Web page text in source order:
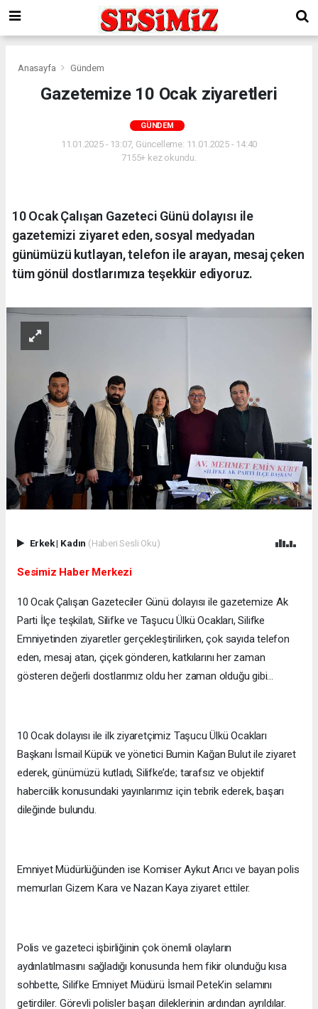
Anasayfa Gündem
Gazetemize 10 Ocak ziyaretleri
GÜNDEM
11.01.2025 - 13:07, Güncelleme: 11.01.2025 - 14:40
7155+ kez okundu.
10 Ocak Çalışan Gazeteci Günü dolayısı ile
gazetemizi ziyaret eden, sosyal medyadan
günümüzü kutlayan, telefon ile arayan, mesaj çeken
tüm gönül dostlarımıza teşekkür ediyoruz.
Erkek| Kadın (Haberi Sesli Oku)
Sesimiz Haber Merkezi
10 Ocak Çalışan Gazeteciler Günü dolayısı ile gazetemize Ak
Parti İlçe teşkilatı, Silifke ve Taşucu Ülkü Ocakları, Silifke
Emniyetinden ziyaretler gerçekleştirilirken, çok sayıda telefon
eden, mesaj atan, çiçek gönderen, katkılarını her zaman
gösteren değerli dostlarımız oldu her zaman olduğu gibi…
10 Ocak dolayısı ile ilk ziyaretçimiz Taşucu Ülkü Ocakları
Başkanı İsmail Küpük ve yönetici Bumin Kağan Bulut ile ziyaret
ederek, günümüzü kutladı, Silifke’de; tarafsız ve objektif
habercilik konusundaki yayınlarımız için tebrik ederek, başarı
dileğinde bulundu.
Emniyet Müdürlüğünden ise Komiser Aykut Arıcı ve bayan polis
memurları Gizem Kara ve Nazan Kaya ziyaret ettiler.
Polis ve gazeteci işbirliğinin çok önemli olayların
aydınlatılmasını sağladığı konusunda hem fikir olunduğu kısa
sohbette, Silifke Emniyet Müdürü İsmail Petek’in selamını
getirdiler. Görevli polisler başarı dileklerinin ardından ayrıldılar.